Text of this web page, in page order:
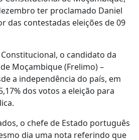
ter proclamado Daniel
das contestadas eleições de 09
o candidato da
Moçambique (Frelimo) –
a independência do país, em
dos votos a eleição para
o chefe de Estado português
dia uma nota referindo que